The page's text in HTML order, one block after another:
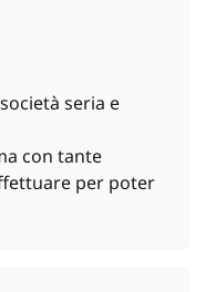
seria e
con tante
per poter